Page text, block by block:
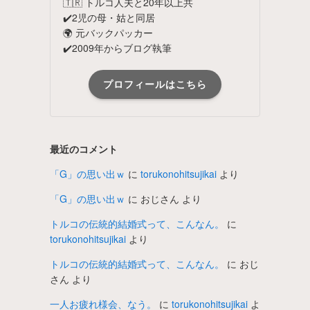
✔️2児の母・姑と同居
🌍 元バックパッカー
✔️2009年からブログ執筆
プロフィールはこちら
最近のコメント
「G」の思い出ｗ に torukonohitsujikai より
「G」の思い出ｗ に おじさん より
トルコの伝統的結婚式って、こんなん。
に
torukonohitsujikai より
トルコの伝統的結婚式って、こんなん。
に おじ
さん より
一人お疲れ様会、なう。
に torukonohitsujikai よ